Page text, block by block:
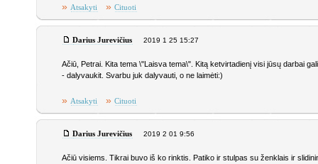
» Atsakyti » Cituoti
Darius Jurevičius 2019 1 25 15:27
Ačiū, Petrai. Kita tema \"Laisva tema\". Kitą ketvirtadienį visi jūsų darbai
- dalyvaukit. Svarbu juk dalyvauti, o ne laimėti:)
» Atsakyti » Cituoti
Darius Jurevičius 2019 2 01 9:56
Ačiū visiems. Tikrai buvo iš ko rinktis. Patiko ir stulpas su ženklais ir